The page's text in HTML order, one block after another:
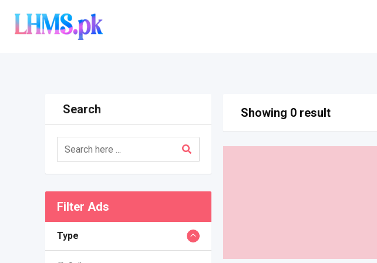
content
Search
Filter Ads
Type
Showing 0 result